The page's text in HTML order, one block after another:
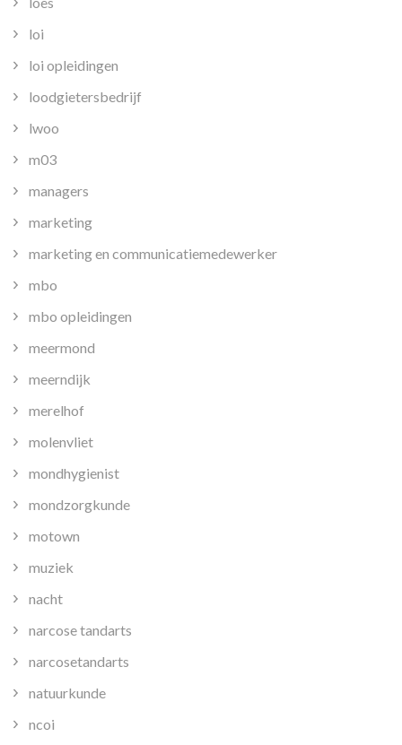
loi
loi opleidingen
loodgietersbedrijf
lwoo
m03
managers
marketing
marketing en communicatiemedewerker
mbo
mbo opleidingen
meermond
meerndijk
merelhof
molenvliet
mondhygienist
mondzorgkunde
motown
muziek
nacht
narcose tandarts
narcosetandarts
natuurkunde
ncoi